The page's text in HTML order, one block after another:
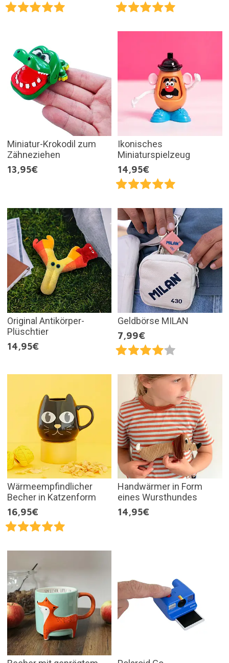
Miniatur-Krokodil zum
Zähneziehen
13,95€
Ikonisches
Miniaturspielzeug
14,95€
Original Antikörper-
Plüschtier
14,95€
Geldbörse MILAN
7,99€
Wärmeempfindlicher
Becher in Katzenform
16,95€
Handwärmer in Form
eines Wursthundes
14,95€